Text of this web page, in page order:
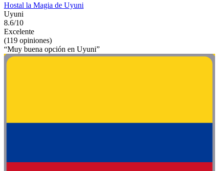
Hostal la Magia de Uyuni
Uyuni
8.6/10
Excelente
(119 opiniones)
“Muy buena opción en Uyuni”